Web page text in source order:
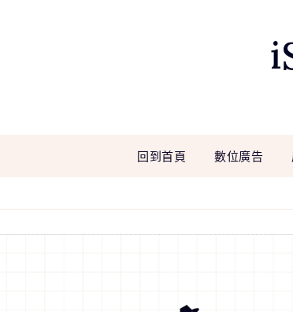
回到首頁 數位廣告